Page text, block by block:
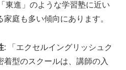
東進」のような学習塾に近い
庭も多い傾向にあります。
: 「エクセルイングリッシュク
着型のスクールは、講師の入